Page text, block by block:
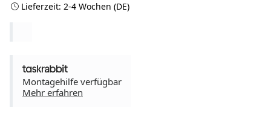
Lieferzeit: 2-4 Wochen (DE)
Montagehilfe verfügbar
Mehr erfahren